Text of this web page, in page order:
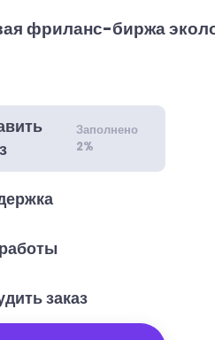
фриланс-биржа
Заполнено
2%
заказ